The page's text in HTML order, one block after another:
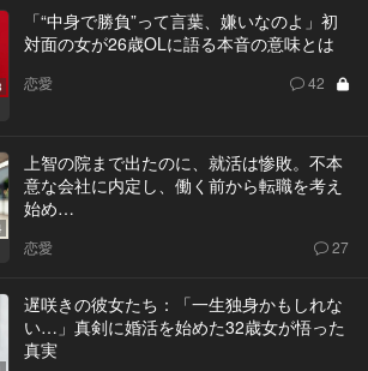
「“中身で勝負”って言葉、嫌いなのよ」初
対面の女が26歳OLに語る本音の意味とは
恋愛 42
上智の院まで出たのに、就活は惨敗。不本
意な会社に内定し、働く前から転職を考え
始め…
恋愛 27
遅咲きの彼女たち：「一生独身かもしれな
い…」真剣に婚活を始めた32歳女が悟った
真実